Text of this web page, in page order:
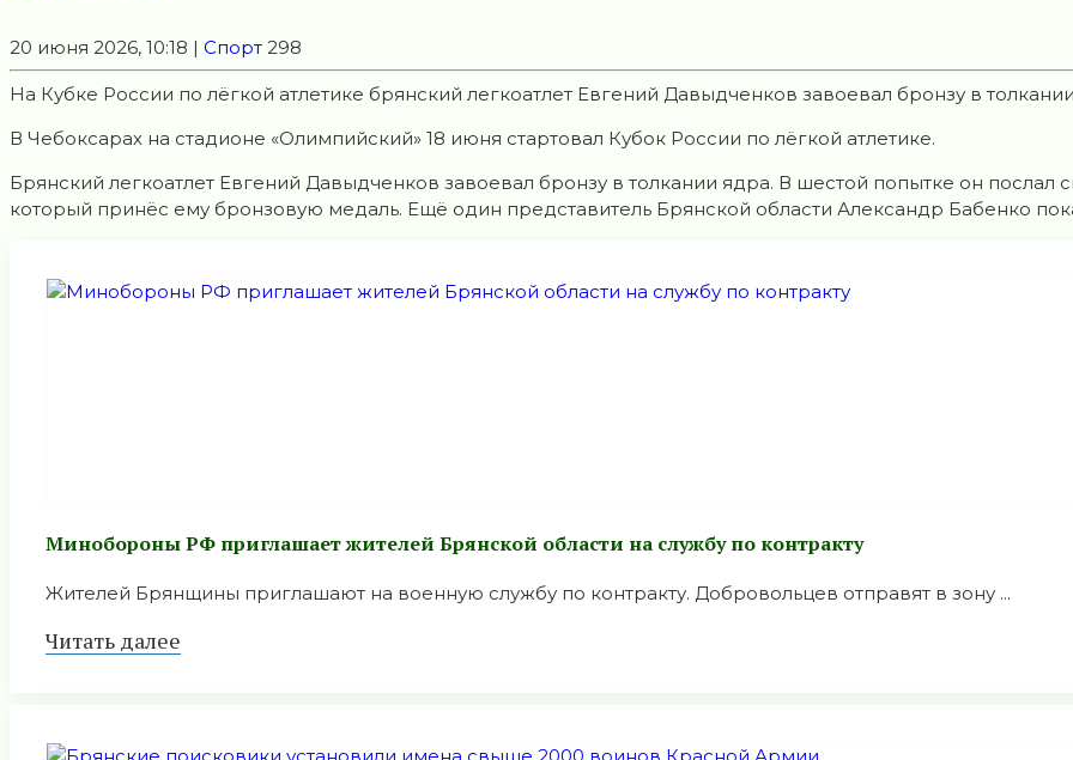
20 июня 2026, 10:18 | Спорт 298
На Кубке России по лёгкой атлетике брянский легкоатлет Евгений Давыдченков завоевал бронзу в
В Чебоксарах на стадионе «Олимпийский» 18 июня стартовал Кубок России по лёгкой атлетике.
Брянский легкоатлет Евгений Давыдченков завоевал бронзу в толкании ядра. В шестой попытке он послал
который принёс ему бронзовую медаль. Ещё один представитель Брянской области Александр Бабенко
Минобoроны РФ приглaшaет житeлeй Брянской области на службу по контракту
Жителей Брянщины приглашают на военную службу по контракту. Добровольцев отправят в зону ...
Читать далее